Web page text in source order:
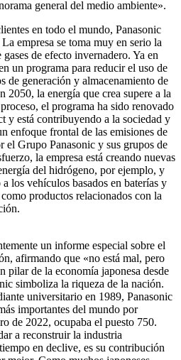
general del medio ambiente».
en todo el mundo, Panasonic
empresa se toma muy en serio la
de efecto invernadero. Ya en
un programa para reducir el uso de
de generación y almacenamiento de
2050, la energía que crea supere a la
el programa ha sido renovado
y está contribuyendo a la sociedad y
enfoque frontal de las emisiones de
el Grupo Panasonic y sus grupos de
la empresa está creando nuevas
del hidrógeno, por ejemplo, y
los vehículos basados en baterías y
productos relacionados con la
un informe especial sobre el
afirmando que «no está mal, pero
pilar de la economía japonesa desde
simboliza la riqueza de la nación.
universitario en 1989, Panasonic
importantes del mundo por
de 2022, ocupaba el puesto 750.
a reconstruir la industria
en declive, es su contribución